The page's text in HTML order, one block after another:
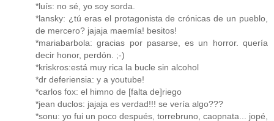
*luís: no sé, yo soy sorda.
*lansky: ¿tú eras el protagonista de crónicas de un pueblo,
de mercero? jajaja maemía! besitos!
*mariabarbola: gracias por pasarse, es un horror. quería
decir honor, perdón. ;-)
*kriskros:está muy rica la bucle sin alcohol
*dr deferiensia: y a youtube!
*carlos fox: el himno de [falta de]riego
*jean duclos: jajaja es verdad!!! se vería algo???
*sonu: yo fui un poco después, torrebruno, caopnata... jopé,